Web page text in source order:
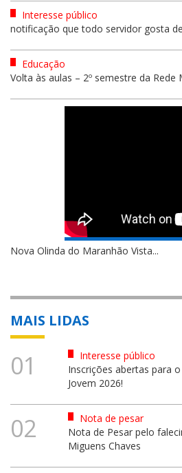
Interesse público
notificação que todo servidor gosta
Educação
Volta às aulas – 2º semestre da Rede
Nova Olinda do Maranhão Vista...
MAIS LIDAS
01
Interesse público
Inscrições abertas para
Jovem 2026!
02
Nota de pesar
Nota de Pesar pelo
Miguens Chaves